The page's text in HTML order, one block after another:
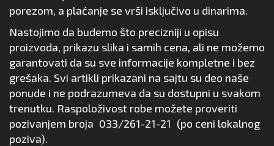
porezom, a plaćanje se vrši isključivo u dinarima.
Nastojimo da budemo što precizniji u opisu
proizvoda, prikazu slika i samih cena, ali ne možemo
garantovati da su sve informacije kompletne i bez
grešaka. Svi artikli prikazani na sajtu su deo naše
ponude i ne podrazumeva da su dostupni u svakom
trenutku. Raspoloživost robe možete proveriti
pozivanjem broja 033/261-21-21 (po ceni lokalnog
poziva).